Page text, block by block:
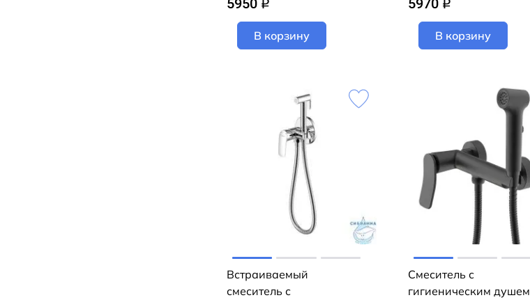
5950 q
В корзину
5970 q
В корзину
Встраиваемый
смеситель с
Смеситель с
гигиеническим душем